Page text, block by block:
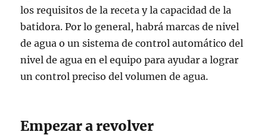
los requisitos de la receta y la capacidad de la
batidora. Por lo general, habrá marcas de nivel
de agua o un sistema de control automático del
nivel de agua en el equipo para ayudar a lograr
un control preciso del volumen de agua.
Empezar a revolver